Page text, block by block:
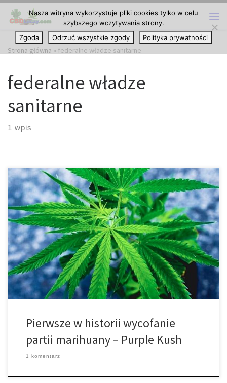
Przejdź do treści
Strona główna » federalne władze sanitarne
federalne władze
sanitarne
1 wpis
Federalne władze sanitarne wydały pierwsze w historii
medycznej marihuanie ogłoszenie na wycofanie partii Purple
Kush, sprzedawanej przez producentów Greenleaf Medicinals.
Odwołanie produktu zostało ogłoszone w piątek po
„zidentyfikowaniu problemów z praktykami produkcyjnymi
spółki”, zgodnie z oświadczeniem Health Canada. „Greenleaf
Medicinals instruuje klientów do natychmiastowego zaprzestania z
korzystania z jakiejkolwiek marihuany […]
Pierwsze w historii wycofanie
partii marihuany – Purple Kush
1 komentarz
Nasza witryna wykorzystuje pliki cookies tylko w celu
szybszego wczytywania strony.
Zgoda
Odrzuć wszystkie zgody Polityka prywatności